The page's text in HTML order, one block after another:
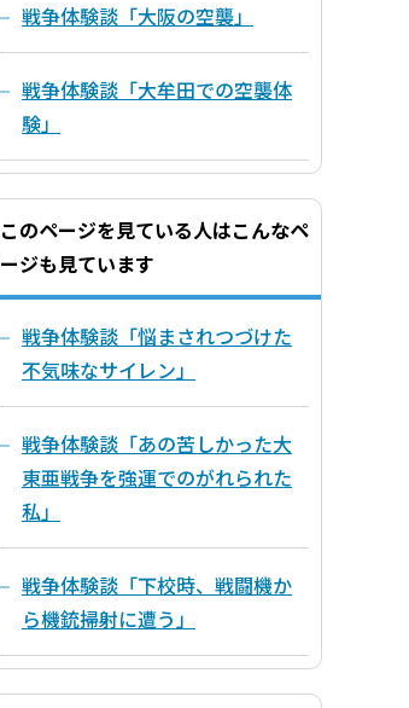
戦争体験談「大阪の空襲」
戦争体験談「大牟田での空襲体
験」
このページを見ている人はこんなペ
ージも見ています
戦争体験談「悩まされつづけた
不気味なサイレン」
戦争体験談「あの苦しかった大
東亜戦争を強運でのがれられた
私」
戦争体験談「下校時、戦闘機か
ら機銃掃射に遭う」